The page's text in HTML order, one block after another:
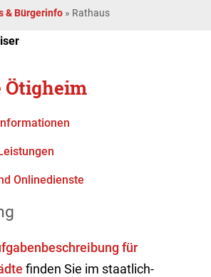
& Bürgerinfo » Rathaus
Ötigheim
Onlinedienste
für
finden Sie im staatlich-